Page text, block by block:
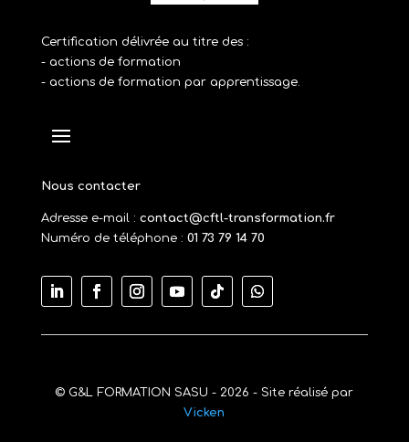
Certification délivrée au titre des :
- actions de formation
- actions de formation par apprentissage.
Nous contacter
Adresse e-mail : contact@cftl-transformation.fr
Numéro de téléphone : 01 73 79 14 70
© G&L FORMATION SASU - 2026 - Site réalisé par
Vicken